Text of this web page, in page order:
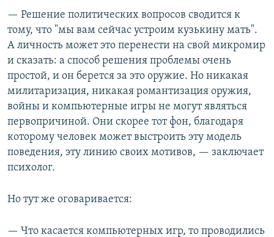
— Решение политических вопросов сводится к
тому, что "мы вам сейчас устроим кузькину мать".
А личность может это перенести на свой микромир
и сказать: а способ решения проблемы очень
простой, и он берется за это оружие. Но никакая
милитаризация, никакая романтизация оружия,
войны и компьютерные игры не могут являться
первопричиной. Они скорее тот фон, благодаря
которому человек может выстроить эту модель
поведения, эту линию своих мотивов, — заключает
психолог.
Но тут же оговаривается:
— Что касается компьютерных игр, то проводились